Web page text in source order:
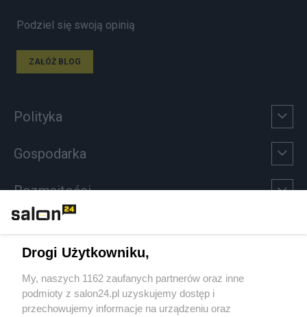
Podziel się swoją opinią
ZAŁÓŻ BLOG
Polityka
Gospodarka
Rozmaitości
Sport
Społeczeństwo
Drogi Użytkowniku,
My, naszych 1162 zaufanych partnerów oraz inne
podmioty z salon24.pl uzyskujemy dostęp i
przechowujemy informacje na urządzeniu oraz